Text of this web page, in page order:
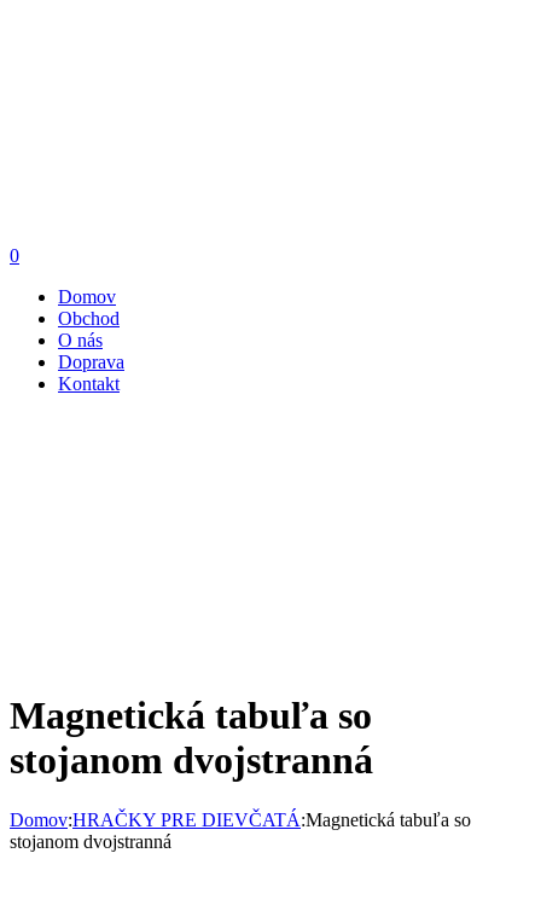
0
Domov
Obchod
O nás
Doprava
Kontakt
Magnetická tabuľa so
stojanom dvojstranná
Domov:HRAČKY PRE DIEVČATÁ:Magnetická tabuľa so
stojanom dvojstranná